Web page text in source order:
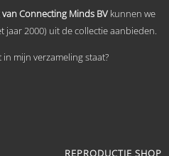
van Connecting Minds BV kunnen we
2000) uit de collectie aanbieden.
mijn verzameling staat?
REPRODUCTIE SHOP